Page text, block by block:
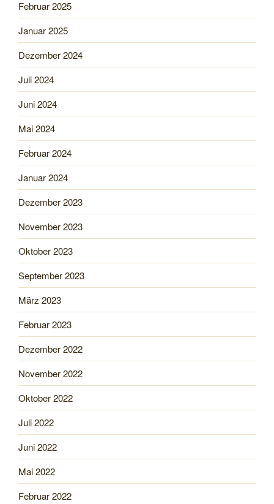
Februar 2025
Januar 2025
Dezember 2024
Juli 2024
Juni 2024
Mai 2024
Februar 2024
Januar 2024
Dezember 2023
November 2023
Oktober 2023
September 2023
März 2023
Februar 2023
Dezember 2022
November 2022
Oktober 2022
Juli 2022
Juni 2022
Mai 2022
Februar 2022